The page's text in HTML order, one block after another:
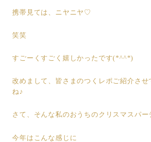
携帯見ては、ニヤニヤ♡
笑笑
すごーくすごく嬉しかったです(*^^*)
改めまして、皆さまのつくレポご紹介させ
ね♪
さて、そんな私のおうちのクリスマスパ
今年はこんな感じに